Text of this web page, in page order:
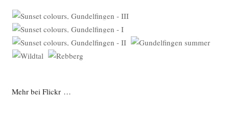
Mehr bei Flickr …